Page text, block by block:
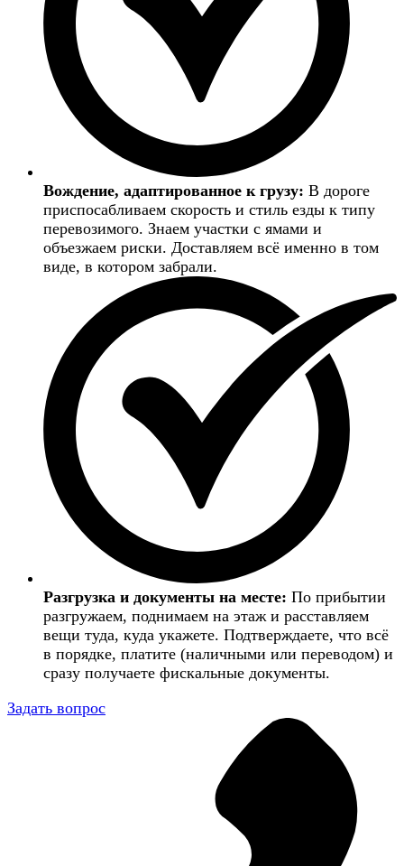
Вождение, адаптированное к грузу: В дороге
приспосабливаем скорость и стиль езды к типу
перевозимого. Знаем участки с ямами и
объезжаем риски. Доставляем всё именно в том
виде, в котором забрали.
Разгрузка и документы на месте: По прибытии
разгружаем, поднимаем на этаж и расставляем
вещи туда, куда укажете. Подтверждаете, что всё
в порядке, платите (наличными или переводом) и
сразу получаете фискальные документы.
Задать вопрос